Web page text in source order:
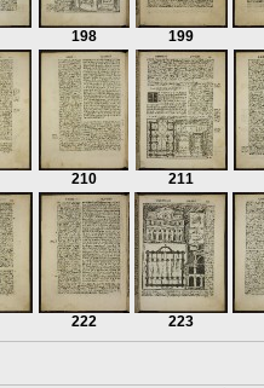
198 199
210 211
222 223